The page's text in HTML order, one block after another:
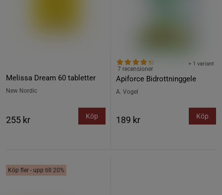
Melissa Dream 60 tabletter
New Nordic
255 kr Köp
Apiforce Bidrottninggele
+ 1 variant
7 recensioner
A. Vogel
189 kr Köp
Köp fler - upp till 20%